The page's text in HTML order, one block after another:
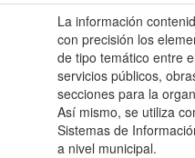
La información
con precisión los
de tipo temático entre
servicios públicos,
secciones para la
Así mismo, se utiliza
Sistemas de
a nivel municipal.